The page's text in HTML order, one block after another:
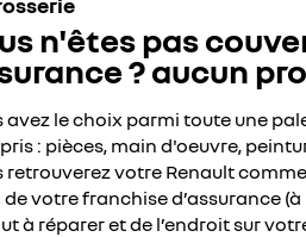
n'êtes pas
? aucun
avez le choix parmi toute une
: pièces, main d'oeuvre,
retrouverez votre Renault
de votre franchise d’assurance
à réparer et de l’endroit sur